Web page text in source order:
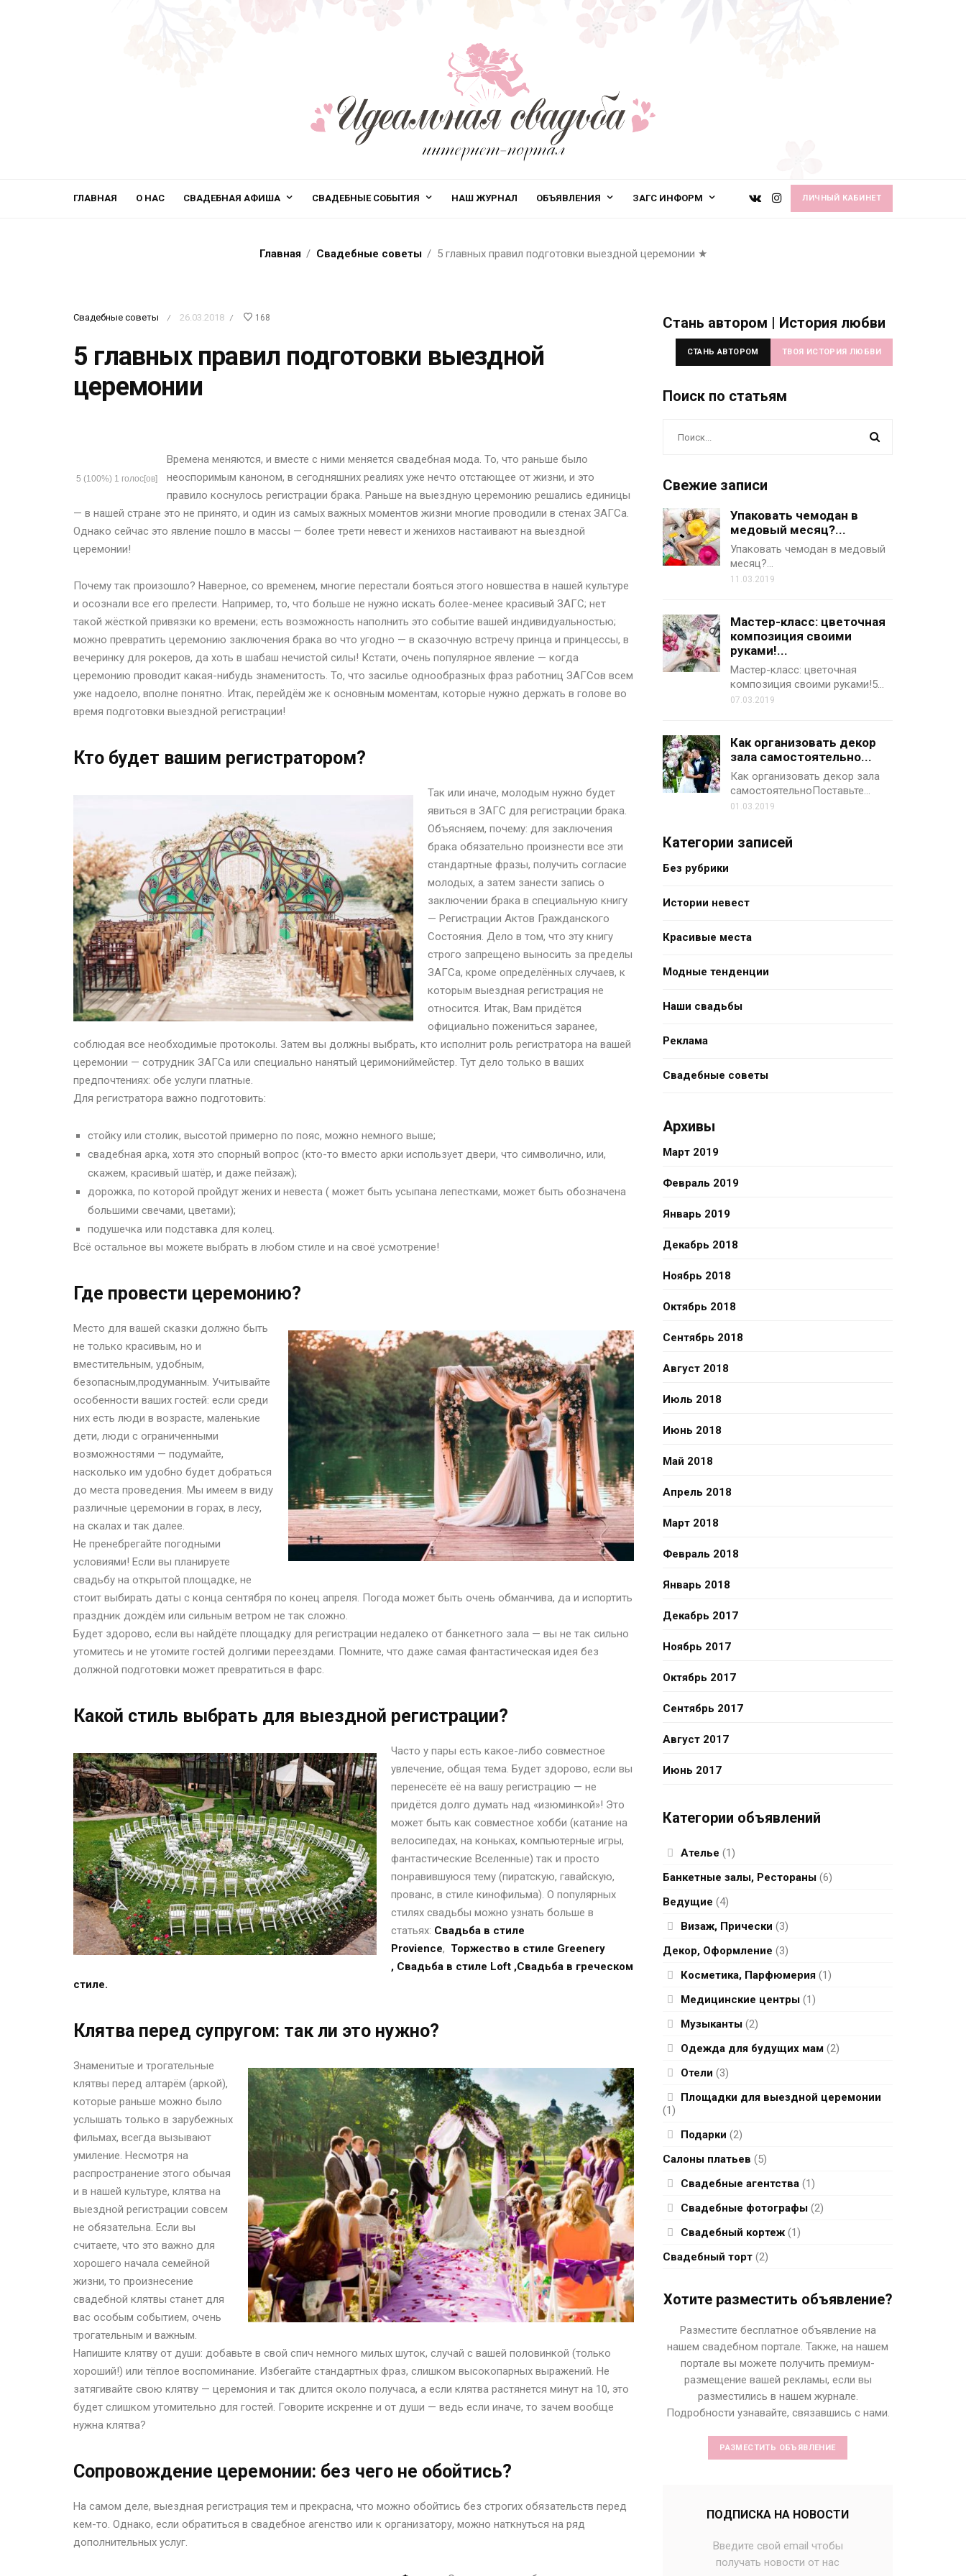
ГЛАВНАЯ О НАС СВАДЕБНАЯ АФИША СВАДЕБНЫЕ СОБЫТИЯ НАШ ЖУРНАЛ ОБЪЯВЛЕНИЯ ЗАГС ИНФОРМ ЛИЧНЫЙ КАБИНЕТ
Главная Свадебные советы 5 главных правил подготовки выездной церемонии ★
Свадебные советы / 26.03.2018 / 168
5 главных правил подготовки выездной
церемонии
5 (100%) 1 голос[ов]
Времена меняются, и вместе с ними меняется свадебная мода. То, что раньше было
неоспоримым каноном, в сегодняшних реалиях уже нечто отстающее от жизни, и это
правило коснулось регистрации брака. Раньше на выездную церемонию решались единицы
— в нашей стране это не принято, и один из самых важных моментов жизни многие проводили в стенах ЗАГСа.
Однако сейчас это явление пошло в массы — более трети невест и женихов настаивают на выездной
церемонии!
Почему так произошло? Наверное, со временем, многие перестали бояться этого новшества в нашей культуре
и осознали все его прелести. Например, то, что больше не нужно искать более-менее красивый ЗАГС; нет
такой жёсткой привязки ко времени; есть возможность наполнить это событие вашей индивидуальностью;
можно превратить церемонию заключения брака во что угодно — в сказочную встречу принца и принцессы, в
вечеринку для рокеров, да хоть в шабаш нечистой силы! Кстати, очень популярное явление — когда
церемонию проводит какая-нибудь знаменитость. То, что засилье однообразных фраз работниц ЗАГСов всем
уже надоело, вполне понятно. Итак, перейдём же к основным моментам, которые нужно держать в голове во
время подготовки выездной регистрации!
Кто будет вашим регистратором?
Так или иначе, молодым нужно будет
явиться в ЗАГС для регистрации брака.
Объясняем, почему: для заключения
брака обязательно произнести все эти
стандартные фразы, получить согласие
молодых, а затем занести запись о
заключении брака в специальную книгу
— Регистрации Актов Гражданского
Состояния. Дело в том, что эту книгу
строго запрещено выносить за пределы
ЗАГСа, кроме определённых случаев, к
которым выездная регистрация не
относится. Итак, Вам придётся
официально пожениться заранее,
соблюдая все необходимые протоколы. Затем вы должны выбрать, кто исполнит роль регистратора на вашей
церемонии — сотрудник ЗАГСа или специально нанятый церимониймейстер. Тут дело только в ваших
предпочтениях: обе услуги платные.
Для регистратора важно подготовить:
стойку или столик, высотой примерно по пояс, можно немного выше;
свадебная арка, хотя это спорный вопрос (кто-то вместо арки использует двери, что символично, или,
скажем, красивый шатёр, и даже пейзаж);
дорожка, по которой пройдут жених и невеста ( может быть усыпана лепестками, может быть обозначена
большими свечами, цветами);
подушечка или подставка для колец.
Всё остальное вы можете выбрать в любом стиле и на своё усмотрение!
Где провести церемонию?
Место для вашей сказки должно быть
не только красивым, но и
вместительным, удобным,
безопасным,продуманным. Учитывайте
особенности ваших гостей: если среди
них есть люди в возрасте, маленькие
дети, люди с ограниченными
возможностями — подумайте,
насколько им удобно будет добраться
до места проведения. Мы имеем в виду
различные церемонии в горах, в лесу,
на скалах и так далее.
Не пренебрегайте погодными
условиями! Если вы планируете
свадьбу на открытой площадке, не
стоит выбирать даты с конца сентября по конец апреля. Погода может быть очень обманчива, да и испортить
праздник дождём или сильным ветром не так сложно.
Будет здорово, если вы найдёте площадку для регистрации недалеко от банкетного зала — вы не так сильно
утомитесь и не утомите гостей долгими переездами. Помните, что даже самая фантастическая идея без
должной подготовки может превратиться в фарс.
Какой стиль выбрать для выездной регистрации?
Часто у пары есть какое-либо совместное
увлечение, общая тема. Будет здорово, если вы
перенесёте её на вашу регистрацию — не
придётся долго думать над «изюминкой»! Это
может быть как совместное хобби (катание на
велосипедах, на коньках, компьютерные игры,
фантастические Вселенные) так и просто
понравившуюся тему (пиратскую, гавайскую,
прованс, в стиле кинофильма). О популярных
стилях свадьбы можно узнать больше в
статьях: Свадьба в стиле
Provience, Торжество в стиле Greenery
, Свадьба в стиле Loft ,Свадьба в греческом
стиле.
Клятва перед супругом: так ли это нужно?
Знаменитые и трогательные
клятвы перед алтарём (аркой),
которые раньше можно было
услышать только в зарубежных
фильмах, всегда вызывают
умиление. Несмотря на
распространение этого обычая
и в нашей культуре, клятва на
выездной регистрации совсем
не обязательна. Если вы
считаете, что это важно для
хорошего начала семейной
жизни, то произнесение
свадебной клятвы станет для
вас особым событием, очень
трогательным и важным.
Напишите клятву от души: добавьте в свой спич немного милых шуток, случай с вашей половинкой (только
хороший!) или тёплое воспоминание. Избегайте стандартных фраз, слишком высокопарных выражений. Не
затягивайте свою клятву — церемония и так длится около получаса, а если клятва растянется минут на 10, это
будет слишком утомительно для гостей. Говорите искренне и от души — ведь если иначе, то зачем вообще
нужна клятва?
Сопровождение церемонии: без чего не обойтись?
На самом деле, выездная регистрация тем и прекрасна, что можно обойтись без строгих обязательств перед
кем-то. Однако, если обратиться в свадебное агенство или к организатору, можно наткнуться на ряд
дополнительных услуг.
Стань автором | История любви
ТВОЯ ИСТОРИЯ ЛЮБВИ
СТАНЬ АВТОРОМ
Поиск по статьям
Свежие записи
Упаковать чемодан в
медовый месяц?...
Упаковать чемодан в медовый
месяц?…
11.03.2019
Мастер-класс: цветочная
композиция своими
руками!...
Мастер-класс: цветочная
композиция своими руками!5…
07.03.2019
Как организовать декор
зала самостоятельно...
Как организовать декор зала
самостоятельноПоставьте…
01.03.2019
Категории записей
Без рубрики
Истории невест
Красивые места
Модные тенденции
Наши свадьбы
Реклама
Свадебные советы
Архивы
Март 2019
Февраль 2019
Январь 2019
Декабрь 2018
Ноябрь 2018
Октябрь 2018
Сентябрь 2018
Август 2018
Июль 2018
Июнь 2018
Май 2018
Апрель 2018
Март 2018
Февраль 2018
Январь 2018
Декабрь 2017
Ноябрь 2017
Октябрь 2017
Сентябрь 2017
Август 2017
Июнь 2017
Категории объявлений
Ателье (1)
Банкетные залы, Рестораны (6)
Ведущие (4)
Визаж, Прически (3)
Декор, Оформление (3)
Косметика, Парфюмерия (1)
Медицинские центры (1)
Музыканты (2)
Одежда для будущих мам (2)
Отели (3)
Площадки для выездной церемонии
(1)
Подарки (2)
Салоны платьев (5)
Свадебные агентства (1)
Свадебные фотографы (2)
Свадебный кортеж (1)
Свадебный торт (2)
Хотите разместить объявление?
Разместите бесплатное объявление на
нашем свадебном портале. Также, на нашем
портале вы можете получить премиум-
размещение вашей рекламы, если вы
разместились в нашем журнале.
Подробности узнавайте, связавшись с нами.
РАЗМЕСТИТЬ ОБЪЯВЛЕНИЕ
ПОДПИСКА НА НОВОСТИ
Введите свой email чтобы
получать новости от нас